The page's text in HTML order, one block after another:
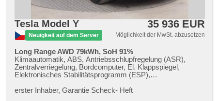
Tesla Model Y
Neuigkeit auf dem Server
35 936 EUR
Möglichkeit der MwSt. abzusetzen
Long Range AWD 79kWh, SoH 91%
Klimaautomatik, ABS, Antriebsschlupfregelung (ASR),
Zentralverriegelung, Bordcomputer, El. Klappspiegel,
Elektronisches Stabilitätsprogramm (ESP),
Scheibenwischersensor, Anhängerkupplung,
erster Inhaber,​ Garantie Scheck​- Heft